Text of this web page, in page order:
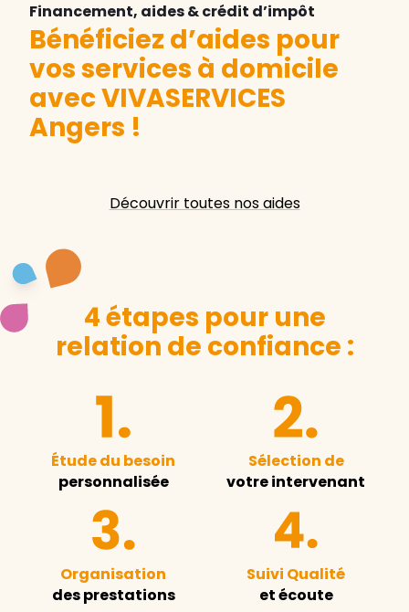
Financement, aides & crédit d’impôt
Bénéficiez d’aides pour
vos services à domicile
avec VIVASERVICES
Angers !
Découvrir toutes nos aides
4 étapes pour une
relation de confiance :
Étude du besoin
personnalisée
Sélection de
votre intervenant
Organisation
des prestations
Suivi Qualité
et écoute